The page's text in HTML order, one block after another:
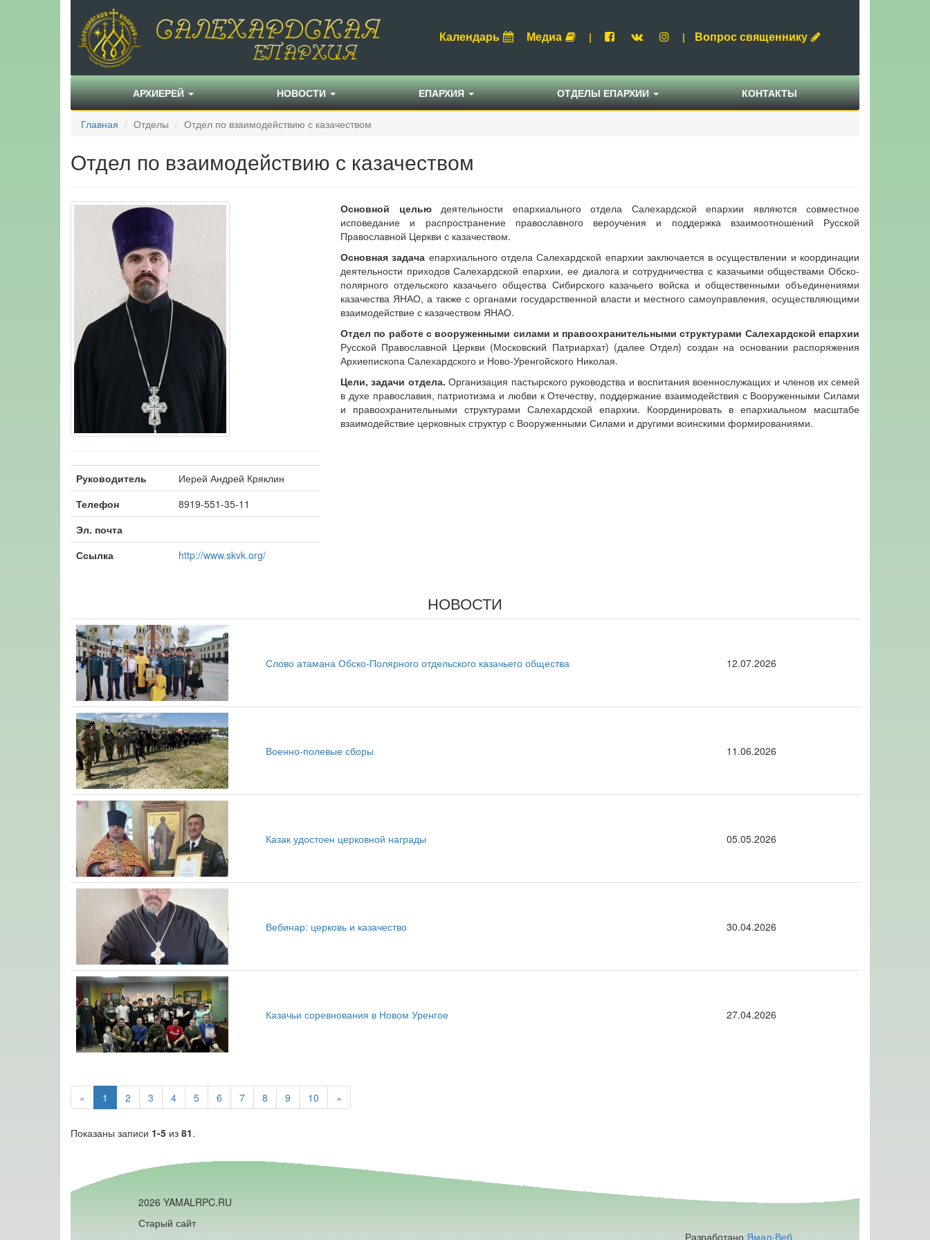
Календарь Медиа | | Вопрос священнику
АРХИЕРЕЙ НОВОСТИ ЕПАРХИЯ ОТДЕЛЫ ЕПАРХИИ КОНТАКТЫ
Главная Отделы Отдел по взаимодействию с казачеством
Отдел по взаимодействию с казачеством
Руководитель
Иерей Андрей Кряклин
Телефон
8919-551-35-11
Эл. почта
Ссылка
http://www.skvk.org/
Основной цельюдеятельности епархиального отдела Салехардской епархии являются совместное
исповедание и распространение православного вероучения и поддержка взаимоотношений Русской
Православной Церкви с казачеством.
Основная задача епархиального отдела Салехардской епархии заключается в осуществлении и координации
деятельности приходов Салехардской епархии, ее диалога и сотрудничества с казачьими обществами Обско-
полярного отдельского казачьего общества Сибирского казачьего войска и общественными объединениями
казачества ЯНАО, а также с органами государственной власти и местного самоуправления, осуществляющими
взаимодействие с казачеством ЯНАО.
Отдел по работе с вооруженными силами и правоохранительными структурами Салехардской епархии
Русской Православной Церкви (Московский Патриархат) (далее Отдел) создан на основании распоряжения
Архиепископа Салехардского и Ново-Уренгойского Николая.
Цели, задачи отдела. Организация пастырского руководства и воспитания военнослужащих и членов их семей
в духе православия, патриотизма и любви к Отечеству, поддержание взаимодействия с Вооруженными Силами
и правоохранительными структурами Салехардской епархии. Координировать в епархиальном масштабе
взаимодействие церковных структур с Вооруженными Силами и другими воинскими формированиями.
НОВОСТИ
Слово атамана Обско-Полярного отдельского казачьего общества 12.07.2026
Военно-полевые сборы 11.06.2026
Казак удостоен церковной награды 05.05.2026
Вебинар: церковь и казачество 30.04.2026
Казачьи соревнования в Новом Уренгое 27.04.2026
« 1 2 3 4 5 6 7 8 9 10 »
Показаны записи 1-5 из 81.
2026 YAMALRPC.RU
Старый сайт
Разработано Ямал-Веб